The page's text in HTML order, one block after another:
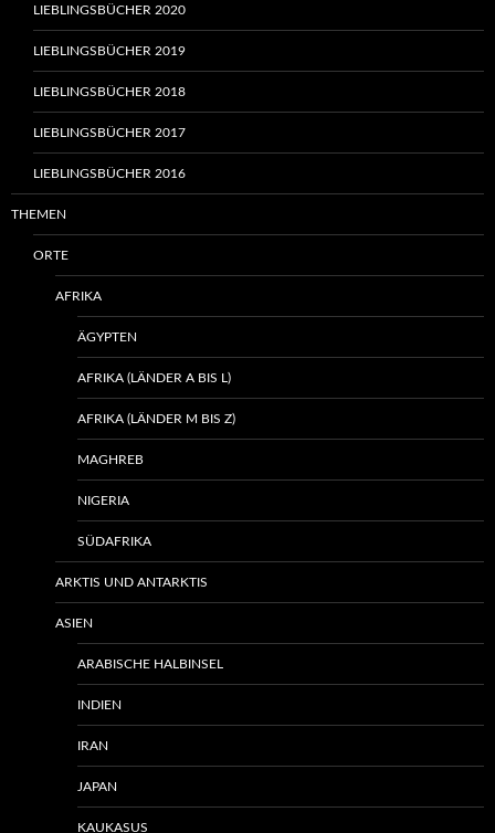
LIEBLINGSBÜCHER 2020
LIEBLINGSBÜCHER 2019
LIEBLINGSBÜCHER 2018
LIEBLINGSBÜCHER 2017
LIEBLINGSBÜCHER 2016
THEMEN
ORTE
AFRIKA
ÄGYPTEN
AFRIKA (LÄNDER A BIS L)
AFRIKA (LÄNDER M BIS Z)
MAGHREB
NIGERIA
SÜDAFRIKA
ARKTIS UND ANTARKTIS
ASIEN
ARABISCHE HALBINSEL
INDIEN
IRAN
JAPAN
KAUKASUS